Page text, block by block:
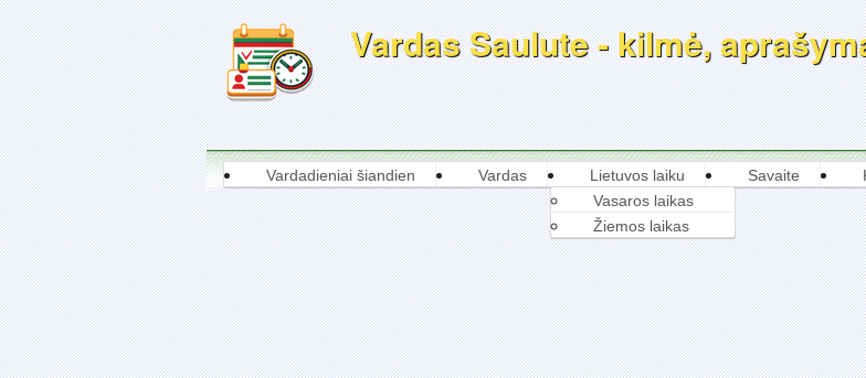
Vardas Saulute - kilmė,
Vardadieniai šiandien Vardas
Lietuvos laiku
Vasaros laikas
Žiemos laikas
Savaite